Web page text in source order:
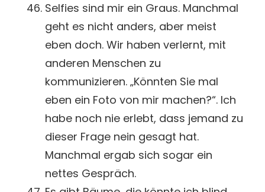
Selfies sind mir ein Graus. Manchmal
geht es nicht anders, aber meist
eben doch. Wir haben verlernt, mit
anderen Menschen zu
kommunizieren. „Könnten Sie mal
eben ein Foto von mir machen?“. Ich
habe noch nie erlebt, dass jemand zu
dieser Frage nein gesagt hat.
Manchmal ergab sich sogar ein
nettes Gespräch.